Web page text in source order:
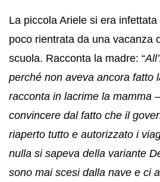
La piccola Ariele si era
poco rientrata da una vacanza
scuola. Racconta la madre: “
perché non aveva ancora fatto
racconta in lacrime la mamma
convincere dal fatto che il
riaperto tutto e autorizzato i
nulla si sapeva della variante
sono mai scesi dalla nave e ci